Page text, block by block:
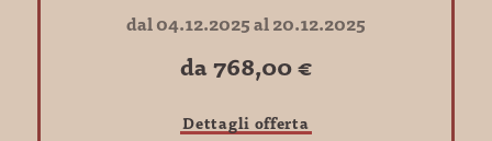
dal 04.12.2025 al 20.12.2025
da 768,00 €
Dettagli offerta